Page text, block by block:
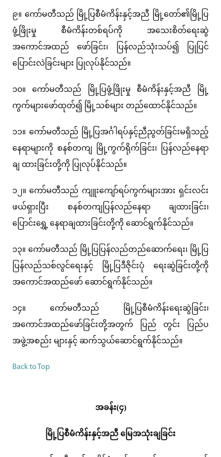
၉။ ကော်မတီသည် မြို့ပြစီမံကိန်းနှင့်အညီ မြို့တော်၏မြို့ပြ
ဖွံ့ဖြိုးမှု စီမံကိန်းတစ်ရပ်ကို အသေးစိတ်ရေးဆွဲ
အကောင်အထည် ဖော်ခြင်း၊ ပြန်လည်သုံးသပ်၍ ပြုပြင်
ပြောင်းလဲခြင်းများ ပြုလုပ်နိုင်သည်။
၁၀။ ကော်မတီသည် မြို့ပြဖွံ့ဖြိုးမှု စီမံကိန်းနှင့်အညီ မြို့
ကွက်များဖော်ထုတ်၍ မြို့သစ်များ တည်ထောင်နိုင်သည်။
၁၁။ ကော်မတီသည် မြို့ပြအင်္ဂါရပ်နှင့်ညီညွတ်ခြင်းမရှိသည့်
နေရာများကို စနစ်တကျ မြို့ကွက်ရိုက်ခြင်း၊ ပြန်လည်နေရာ
ချ ထားခြင်းတို့ကို ပြုလုပ်နိုင်သည်။
၁၂။ ကော်မတီသည် ကျူးကျော်ရပ်ကွက်များအား ရှင်းလင်း
ဖယ်ရှားပြီး စနစ်တကျပြန်လည်နေရာ ချထားခြင်း၊
ပြောင်းရွှေ့ နေရာချထားခြင်းတို့ကို ဆောင်ရွက်နိုင်သည်။
၁၃။ ကော်မတီသည် မြို့ပြပြန်လည်တည်ဆောက်ရေး၊ မြို့ပြ
ပြန်လည်သစ်လွင်ရေးနှင့် မြို့ပြဒီဇိုင်းပုံ ရေးဆွဲခြင်းတို့ကို
အကောင်အထည်ဖော် ဆောင်ရွက်နိုင်သည်။
၁၄။ ကော်မတီသည် မြို့ပြစီမံကိန်းရေးဆွဲခြင်း၊
အကောင်အထည်ဖော်ခြင်းတို့အတွက် ပြည် တွင်း ပြည်ပ
အဖွဲ့အစည်း များနှင့် ဆက်သွယ်ဆောင်ရွက်နိုင်သည်။
Back to Top
အခန်း(၄)
မြို့ပြစီမံကိန်းနှင့်အညီ မြေအသုံးချခြင်း